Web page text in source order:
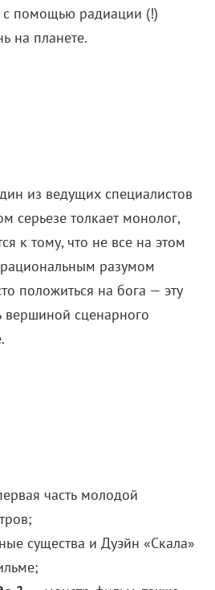
2» — монстр-фильм, также
монстров»
с 30 мая.
Ватанабе
Рецензия